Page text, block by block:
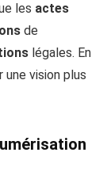
les actes
de
légales. En
une vision plus